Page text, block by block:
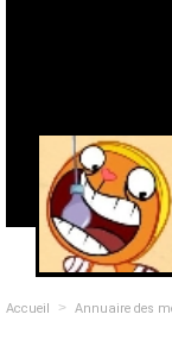
Accueil > Annuaire des